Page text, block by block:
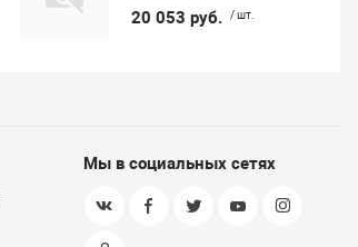
20 053 руб. / шт.
Мы в социальных сетях